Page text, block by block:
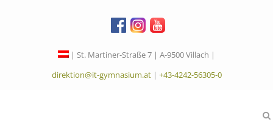
| St. Martiner-Straße 7 | A-9500 Villach |
direktion@it-gymnasium.at| +43-4242-56305-0